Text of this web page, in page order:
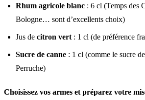
Rhum agricole blanc : 6 cl (Temps des
Bologne… sont d’excellents choix)
Jus de citron vert : 1 cl (de préférence
Sucre de canne : 1 cl (comme le sucre
Perruche)
Choisissez vos armes et préparez votre